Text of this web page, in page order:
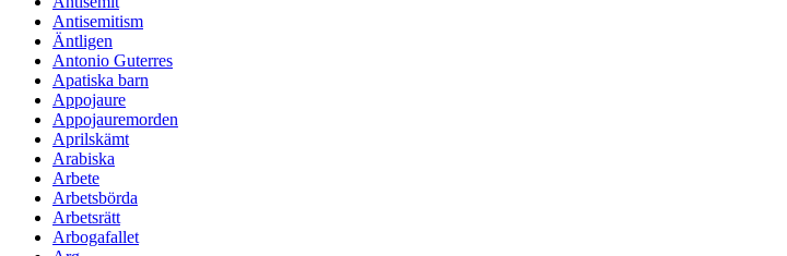
Antisemitism
Äntligen
Antonio Guterres
Apatiska barn
Appojaure
Appojauremorden
Aprilskämt
Arabiska
Arbete
Arbetsbörda
Arbetsrätt
Arbogafallet